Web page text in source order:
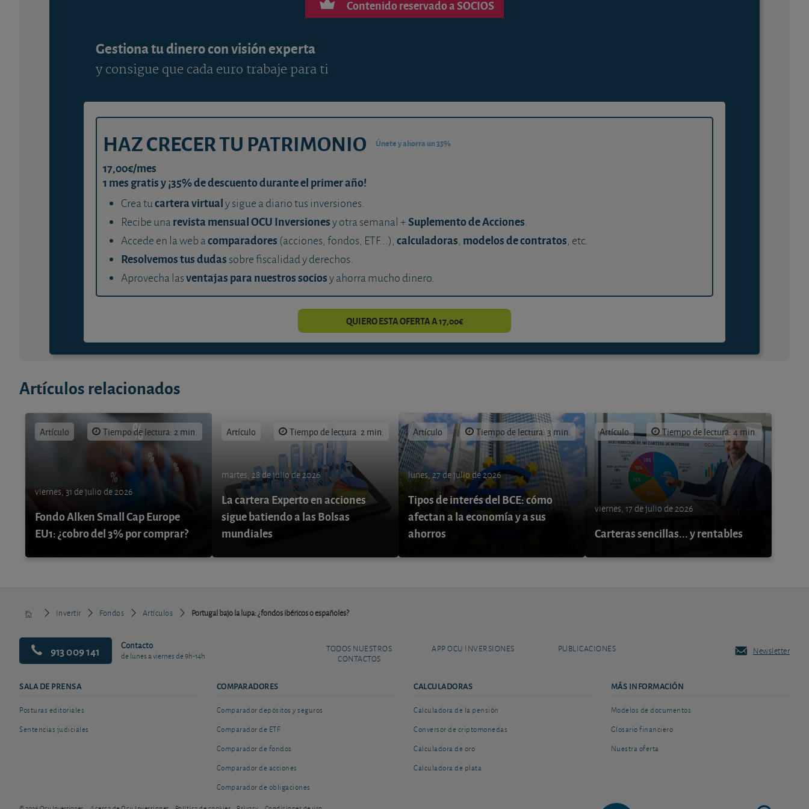
Contenido reservado a SOCIOS
Gestiona tu dinero con visión experta
y consigue que cada euro trabaje para ti
HAZ CRECER TU PATRIMONIO Únete y ahorra un 35%
17,00€/mes
1 mes gratis y ¡35% de descuento durante el primer año!
Crea tucartera virtualy sigue a diario tus inversiones.
Recibe unarevista mensual OCU Inversionesy otra semanal +Suplemento de Acciones.
Accede en la web acomparadores (acciones, fondos, ETF...), calculadoras, modelos de contratos, etc.
Resolvemos tus dudas sobre fiscalidad y derechos.
Aprovecha lasventajas para nuestros sociosy ahorra mucho dinero.
QUIERO ESTA OFERTA A 17,00€
Artículos relacionados
Artículo Tiempo de lectura: 2 min.
viernes, 31 de julio de 2026
Fondo Alken Small Cap Europe
EU1: ¿cobro del 3% por comprar?
Artículo Tiempo de lectura: 2 min.
martes, 28 de julio de 2026
La cartera Experto en acciones
sigue batiendo a las Bolsas
mundiales
Artículo Tiempo de lectura: 3 min.
lunes, 27 de julio de 2026
Tipos de interés del BCE: cómo
afectan a la economía y a sus
ahorros
Artículo Tiempo de lectura: 4 min.
viernes, 17 de julio de 2026
Carteras sencillas... y rentables
Invertir Fondos Artículos Portugal bajo la lupa: ¿fondos ibéricos o españoles?
913 009 141 Contacto
de lunes a viernes de 9h-14h
TODOS NUESTROS
CONTACTOS
APP OCU INVERSIONES PUBLICACIONES Newsletter
SALA DE PRENSA
Posturas editoriales
Sentencias judiciales
COMPARADORES
Comparador depósitos y seguros
Comparador de ETF
Comparador de fondos
Comparador de acciones
Comparador de obligaciones
CALCULADORAS
Calculadora de la pensión
Conversor de criptomonedas
Calculadora de oro
Calculadora de plata
MÁS INFORMACIÓN
Modelos de documentos
Glosario financiero
Nuestra oferta